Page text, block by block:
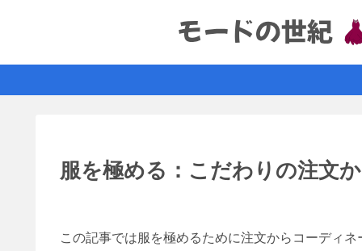
服を極める：こだわりの注文
この記事では服を極めるために注文からコーディ